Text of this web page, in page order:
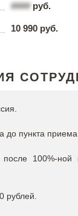
####руб.
10 990 руб.
до пункта
после 100%-
рублей.